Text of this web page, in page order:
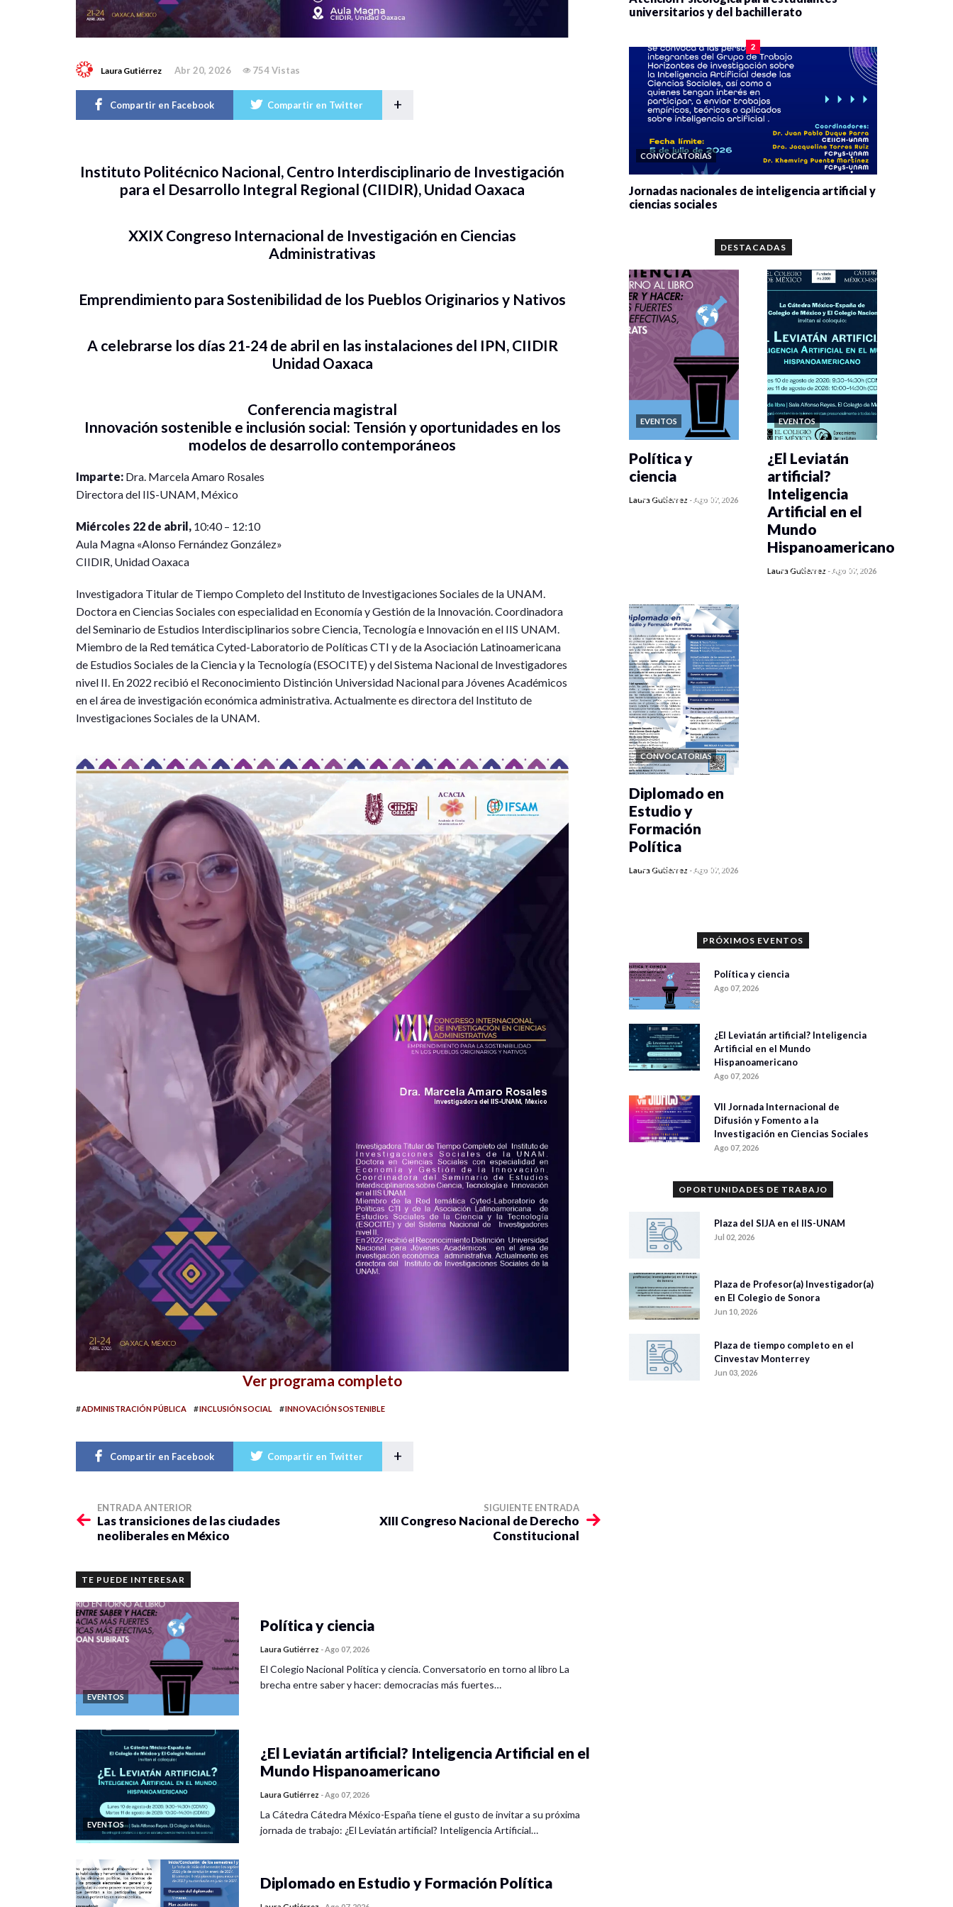
Laura Gutiérrez Abr 20, 2026 754 Vistas
Compartir en Facebook Compartir en Twitter +
Instituto Politécnico Nacional, Centro Interdisciplinario de Investigación
para el Desarrollo Integral Regional (CIIDIR), Unidad Oaxaca
XXIX Congreso Internacional de Investigación en Ciencias
Administrativas
Emprendimiento para Sostenibilidad de los Pueblos Originarios y Nativos
A celebrarse los días 21-24 de abril en las instalaciones del IPN, CIIDIR
Unidad Oaxaca
Conferencia magistral
Innovación sostenible e inclusión social: Tensión y oportunidades en los
modelos de desarrollo contemporáneos
Imparte: Dra. Marcela Amaro Rosales
Directora del IIS-UNAM, México
Miércoles 22 de abril, 10:40 – 12:10
Aula Magna «Alonso Fernández González»
CIIDIR, Unidad Oaxaca
Investigadora Titular de Tiempo Completo del Instituto de Investigaciones Sociales de la UNAM.
Doctora en Ciencias Sociales con especialidad en Economía y Gestión de la Innovación. Coordinadora
del Seminario de Estudios Interdisciplinarios sobre Ciencia, Tecnología e Innovación en el IIS UNAM.
Miembro de la Red temática Cyted-Laboratorio de Políticas CTI y de la Asociación Latinoamericana
de Estudios Sociales de la Ciencia y la Tecnología (ESOCITE) y del Sistema Nacional de Investigadores
nivel II. En 2022 recibió el Reconocimiento Distinción Universidad Nacional para Jóvenes Académicos
en el área de investigación económica administrativa. Actualmente es directora del Instituto de
Investigaciones Sociales de la UNAM.
Ver programa completo
#ADMINISTRACIÓN PÚBLICA #INCLUSIÓN SOCIAL #INNOVACIÓN SOSTENIBLE
Compartir en Facebook Compartir en Twitter +
ENTRADA ANTERIOR
Las transiciones de las ciudades
neoliberales en México
SIGUIENTE ENTRADA
XIII Congreso Nacional de Derecho
Constitucional
TE PUEDE INTERESAR
EVENTOS
Política y ciencia
Laura Gutiérrez -Ago 07, 2026
El Colegio Nacional Política y ciencia. Conversatorio en torno al libro La
brecha entre saber y hacer: democracias más fuertes…
EVENTOS
¿El Leviatán artificial? Inteligencia Artificial en el
Mundo Hispanoamericano
Laura Gutiérrez -Ago 07, 2026
La Cátedra Cátedra México-España tiene el gusto de invitar a su próxima
jornada de trabajo: ¿El Leviatán artificial? Inteligencia Artificial…
Diplomado en Estudio y Formación Política
universitarios y del bachillerato
2
CONVOCATORIAS
Jornadas nacionales de inteligencia artificial y
ciencias sociales
DESTACADAS
EVENTOS
0 veces compartido
Política y
ciencia
Laura Gutiérrez -Ago 07, 2026
EVENTOS
0 veces compartido
¿El Leviatán
artificial?
Inteligencia
Artificial en el
Mundo
Hispanoamericano
Laura Gutiérrez -Ago 07, 2026
CONVOCATORIAS
0 veces compartido
Diplomado en
Estudio y
Formación
Política
Laura Gutiérrez -Ago 07, 2026
PRÓXIMOS EVENTOS
Política y ciencia
Ago 07, 2026
¿El Leviatán artificial? Inteligencia
Artificial en el Mundo
Hispanoamericano
Ago 07, 2026
VII Jornada Internacional de
Difusión y Fomento a la
Investigación en Ciencias Sociales
Ago 07, 2026
OPORTUNIDADES DE TRABAJO
Plaza del SIJA en el IIS-UNAM
Jul 02, 2026
Plaza de Profesor(a) Investigador(a)
en El Colegio de Sonora
Jun 10, 2026
Plaza de tiempo completo en el
Cinvestav Monterrey
Jun 03, 2026